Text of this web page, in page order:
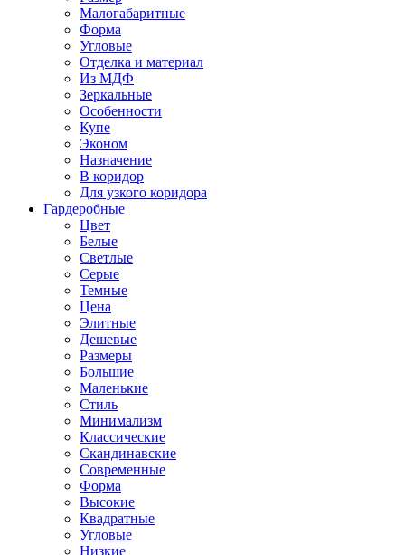
Малогабаритные
Форма
Угловые
Отделка и материал
Из МДФ
Зеркальные
Особенности
Купе
Эконом
Назначение
В коридор
Для узкого коридора
Гардеробные
Цвет
Белые
Светлые
Серые
Темные
Цена
Элитные
Дешевые
Размеры
Большие
Маленькие
Стиль
Минимализм
Классические
Скандинавские
Современные
Форма
Высокие
Квадратные
Угловые
Низкие